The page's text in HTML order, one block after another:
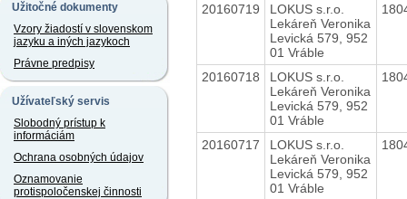
Užitočné dokumenty
Vzory žiadostí v slovenskom
jazyku a iných jazykoch
Právne predpisy
Užívateľský servis
Slobodný prístup k
informáciám
Ochrana osobných údajov
Oznamovanie
protispoločenskej činnosti
20160719
LOKUS s.r.o.
Lekáreň Veronika
Levická 579, 952
01 Vráble
20160718
LOKUS s.r.o.
Lekáreň Veronika
Levická 579, 952
01 Vráble
20160717
LOKUS s.r.o.
Lekáreň Veronika
Levická 579, 952
01 Vráble